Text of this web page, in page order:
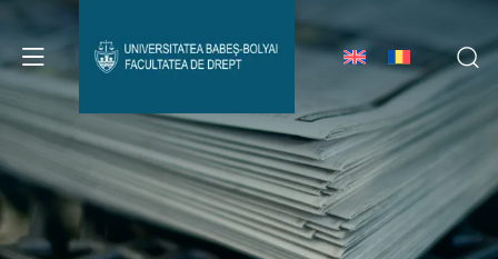
Avizier Studenți
Studii
Admitere